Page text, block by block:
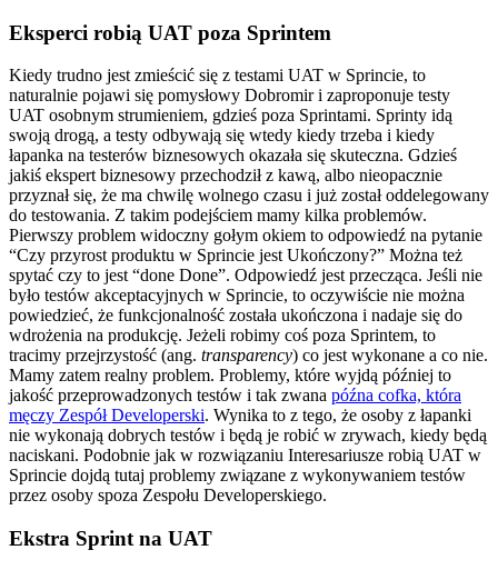
Eksperci robią UAT poza Sprintem
Kiedy trudno jest zmieścić się z testami UAT w Sprincie, to
naturalnie pojawi się pomysłowy Dobromir i zaproponuje testy
UAT osobnym strumieniem, gdzieś poza Sprintami. Sprinty idą
swoją drogą, a testy odbywają się wtedy kiedy trzeba i kiedy
łapanka na testerów biznesowych okazała się skuteczna. Gdzieś
jakiś ekspert biznesowy przechodził z kawą, albo nieopacznie
przyznał się, że ma chwilę wolnego czasu i już został oddelegowany
do testowania. Z takim podejściem mamy kilka problemów.
Pierwszy problem widoczny gołym okiem to odpowiedź na pytanie
“Czy przyrost produktu w Sprincie jest Ukończony?” Można też
spytać czy to jest “done Done”. Odpowiedź jest przecząca. Jeśli nie
było testów akceptacyjnych w Sprincie, to oczywiście nie można
powiedzieć, że funkcjonalność została ukończona i nadaje się do
wdrożenia na produkcję. Jeżeli robimy coś poza Sprintem, to
tracimy przejrzystość (ang. transparency) co jest wykonane a co nie.
Mamy zatem realny problem. Problemy, które wyjdą później to
jakość przeprowadzonych testów i tak zwana późna cofka, która
męczy Zespół Developerski. Wynika to z tego, że osoby z łapanki
nie wykonają dobrych testów i będą je robić w zrywach, kiedy będą
naciskani. Podobnie jak w rozwiązaniu Interesariusze robią UAT w
Sprincie dojdą tutaj problemy związane z wykonywaniem testów
przez osoby spoza Zespołu Developerskiego.
Ekstra Sprint na UAT